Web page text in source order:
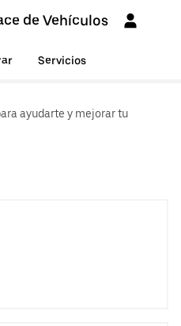
de Vehículos
Servicios
ayudarte y mejorar tu